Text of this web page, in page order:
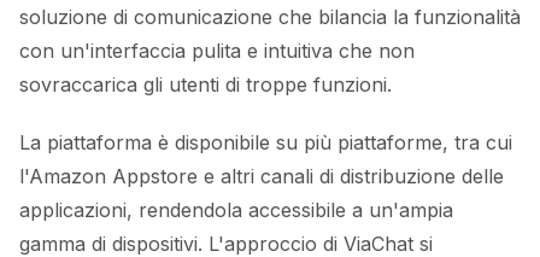
soluzione di comunicazione che bilancia la funzionalità
con un'interfaccia pulita e intuitiva che non
sovraccarica gli utenti di troppe funzioni.
La piattaforma è disponibile su più piattaforme, tra cui
l'Amazon Appstore e altri canali di distribuzione delle
applicazioni, rendendola accessibile a un'ampia
gamma di dispositivi. L'approccio di ViaChat si